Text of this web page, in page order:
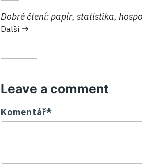
Další:
Dobré čtení: papír, statistika,
Další
Leave a comment
Komentář*